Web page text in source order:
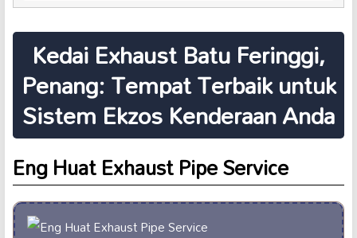
Kedai Exhaust Batu Feringgi,
Penang: Tempat Terbaik untuk
Sistem Ekzos Kenderaan Anda
Eng Huat Exhaust Pipe Service